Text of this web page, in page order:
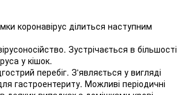
коронавірус ділиться наступним
Зустрічається в більшості
у кішок.
перебіг. З'являється у вигляді
гастроентериту. Можливі періодичні